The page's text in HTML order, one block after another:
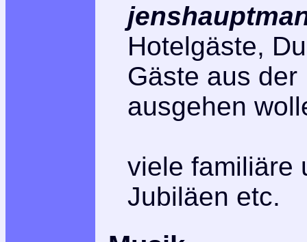
Hotelgäste,
Gäste aus
ausgehen
viele familiäre
Jubiläen etc.